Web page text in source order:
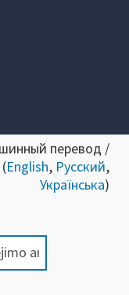
перевод /
English, Русский,
Українська)